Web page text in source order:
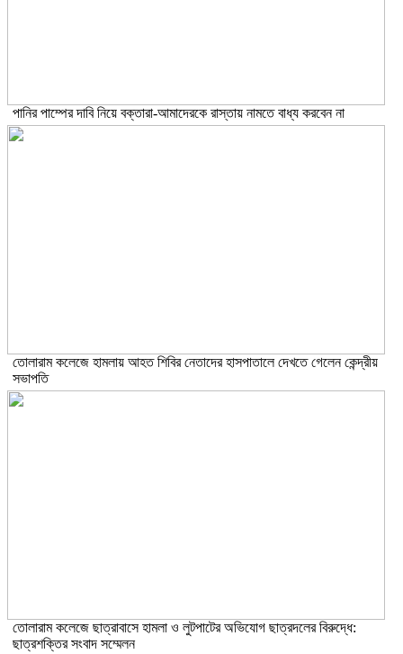
পানির পাম্পের দাবি নিয়ে বক্তারা-আমাদেরকে রাস্তায় নামতে বাধ্য করবেন না
তোলারাম কলেজে হামলায় আহত শিবির নেতাদের হাসপাতালে দেখতে গেলেন কেন্দ্রীয়
সভাপতি
তোলারাম কলেজে ছাত্রাবাসে হামলা ও লুটপাটের অভিযোগ ছাত্রদলের বিরুদ্ধে:
ছাত্রশক্তির সংবাদ সম্মেলন